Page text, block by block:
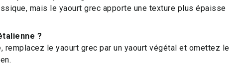
mais le yaourt grec apporte une texture plus épaisse
?
remplacez le yaourt grec par un yaourt végétal et omettez le